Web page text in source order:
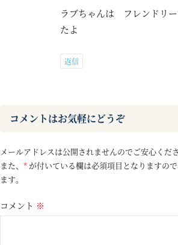
ラブちゃんは フレンドリ
たよ
返信
コメントはお気軽にどうぞ
メールアドレスは公開されませんのでご安心くださ
また、 * が付いている欄は必須項目となりますの
ます。
コメント ※